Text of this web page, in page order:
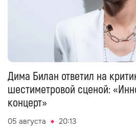
Дима Билан ответил на
шестиметровой сценой:
концерт»
05 августа 20:13